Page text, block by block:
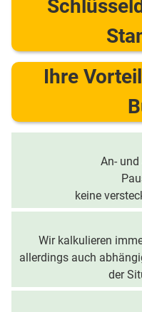
Ihre
An-
keine
Wir kalkulieren
allerdings auch
der